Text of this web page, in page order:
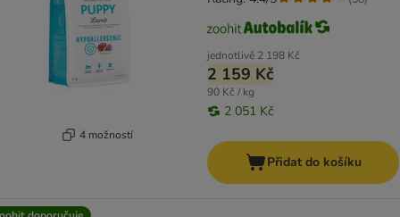
4 možností
jednotlivě 2 198 Kč
2 159 Kč
90 Kč / kg
2 051 Kč
Přidat do košíku